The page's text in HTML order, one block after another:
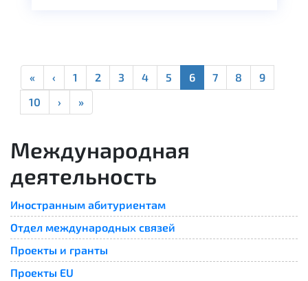
« ‹ 1 2 3 4 5 6 7 8
9
10
› »
Международная
деятельность
Иностранным абитуриентам
Отдел международных связей
Проекты и гранты
Проекты EU